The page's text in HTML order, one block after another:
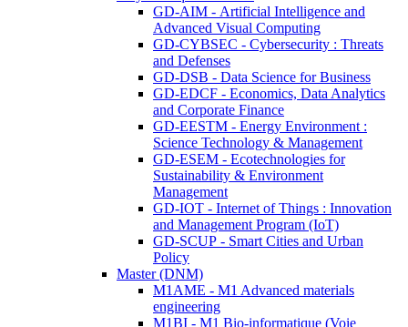
GD-AIM - Artificial Intelligence and
Advanced Visual Computing
GD-CYBSEC - Cybersecurity : Threats
and Defenses
GD-DSB - Data Science for Business
GD-EDCF - Economics, Data Analytics
and Corporate Finance
GD-EESTM - Energy Environment :
Science Technology & Management
GD-ESEM - Ecotechnologies for
Sustainability & Environment
Management
GD-IOT - Internet of Things : Innovation
and Management Program (IoT)
GD-SCUP - Smart Cities and Urban
Policy
Master (DNM)
M1AME - M1 Advanced materials
engineering
M1BI - M1 Bio-informatique (Voie